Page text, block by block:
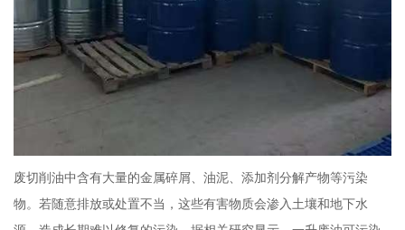
废切削油中含有大量的金属碎屑、油泥、添加剂分解产物等污染
物。若随意排放或处置不当，这些有害物质会渗入土壤和地下水